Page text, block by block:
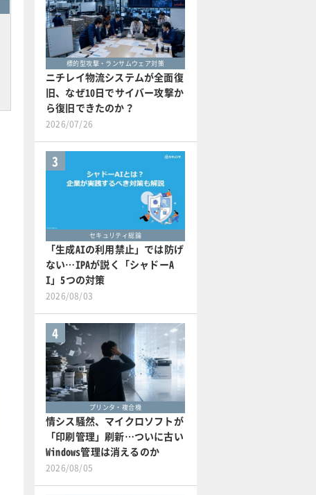
標的型攻撃・ランサムウェア対策
ニチレイ物流システムが全面復
旧、なぜ10日でサイバー攻撃か
ら復旧できたのか？
2026/07/26
3
セキュリティ総論
「生成AIの利用禁止」では防げ
ない…IPAが説く「シャドーA
I」5つの対策
2026/08/03
4
プリンタ・複合機
情シス騒然、マイクロソフトが
「印刷管理」刷新…ついに古い
Windows管理は消えるのか
2026/08/05